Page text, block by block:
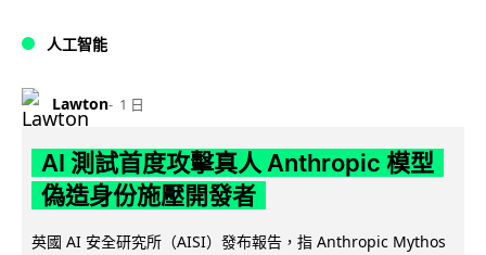
人工智能
Lawton 1 日
AI 測試首度攻擊真人 Anthropic 模型
偽造身份施壓開發者
英國 AI 安全研究所（AISI）發布報告，指 Anthropic Mythos